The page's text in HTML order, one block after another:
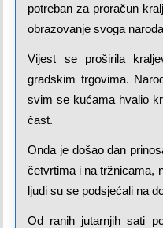
potreban za proračun
obrazovanje svoga
Vijest se proširila
gradskim trgovima.
svim se kućama hvalio
čast.
Onda je došao dan
četvrtima i na tržnicama,
ljudi su se podsjećali na
Od ranih jutarnjih sati